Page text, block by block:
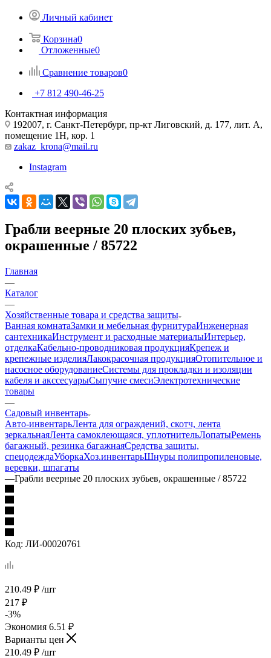
Личный кабинет
Корзина0
Отложенные0
Сравнение товаров0
+7 812 490-46-25
Контактная информация
192007, г. Санкт-Петербург, пр-кт Лиговский, д. 177, лит. А,
помещение 1Н, кор. 1
zakaz_krona@mail.ru
Instagram
Грабли веерные 20 плоских зубьев,
окрашенные / 85722
Главная
—
Каталог
—
Хозяйственные товара и средства защиты
Ванная комнатаЗамки и мебельная фурнитураИнженерная
сантехникаИнструмент и расходные материалыИнтерьер,
отделкаКабельно-проводниковая продукцияКрепеж и
крепежные изделияЛакокрасочная продукцияОтопительное и
насосное оборудованиеСистемы для прокладки и изоляции
кабеля и акссесуарыСыпучие смесиЭлектротехнические
товары
—
Садовый инвентарь
Авто-инвентарьЛента для ограждений, скотч, лента
зеркальнаяЛента самоклеющаяся, уплотнительЛопатыРемень
багажный, резинка багажнаяСредства защиты,
спецодеждаУборкаХоз.инвентарьШнуры полипропиленовые,
веревки, шпагаты
—Грабли веерные 20 плоских зубьев, окрашенные / 85722
Код: ЛИ-00020761
210.49 ₽ /шт
217 ₽
-3%
Экономия 6.51 ₽
Варианты цен
210.49 ₽ /шт